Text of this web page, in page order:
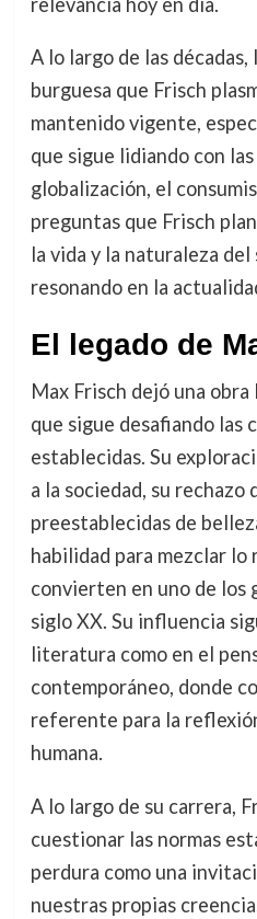
A lo largo de las
burguesa que Frisch
mantenido vigente,
que sigue lidiando con
globalización, el
preguntas que Frisch
la vida y la naturaleza del
resonando en la
El legado de
Max Frisch dejó una
que sigue desafiando las
establecidas. Su
a la sociedad, su
preestablecidas de
habilidad para mezclar lo
convierten en uno de los
siglo XX. Su influencia
literatura como en el
contemporáneo, donde
referente para la
humana.
A lo largo de su carrera,
cuestionar las normas
perdura como una
nuestras propias